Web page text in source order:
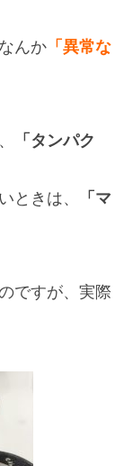
んか 「異常な
「タンパク
ときは、
「マ
ですが、実際